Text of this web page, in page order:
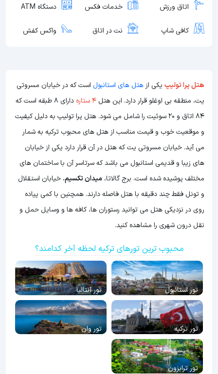
اتاق ورزش خدمات فکس دستگاه ATM
کافی شاپ نت در اتاق واکس کفش
هتل پرا تولیپ یکی از هتل های استانبول است که در خیابان مسروتی
یت، منطقه بی اوغلو قرار دارد. این هتل4 ستاره
دارای 8 طبقه است که
84 اتاق و 20 سوئیت را شامل می شود. هتل پرا تولیپ به دلیل کیفیت
و موقعیت خوب و قیمت مناسب از هتل های محبوب ترکیه به شمار
می آید. خیابان مسروتی یت که هتل در آن قرار دارد یکی از خیابان
های زیبا و قدیمی استانبول می باشد که سرتاسر آن با ساختمان های
مختلف پوشیده شده است. برج گالاتا، میدان تکسیم، خیابان استقلال
و تونل فقط چند دقیقه با هتل فاصله دارند. همچنین با کمی پیاده
روی در نزدیکی هتل می توانید رستوران ها، کافه ها و وسایل حمل و
نقل درون شهری را مشاهده کنید.
محبوب ترین تورهای ترکیه لحظه آخر کدامند؟
تور استانبول تور آنتالیا
تور ترکیه تور وان
تور ترابزون